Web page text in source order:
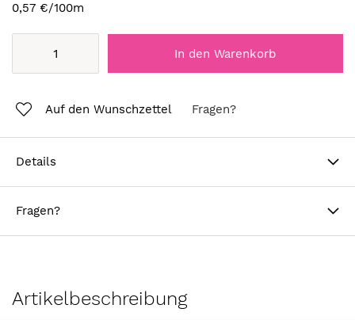
0,57 €/100m
In den Warenkorb
Auf den Wunschzettel Fragen?
Details
Fragen?
Artikelbeschreibung